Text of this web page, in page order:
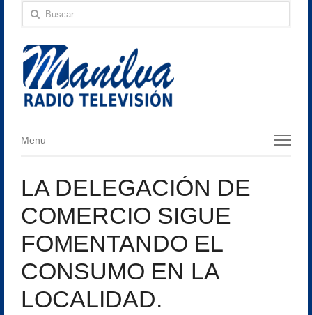
Buscar:
Menu
Menu
LA DELEGACIÓN DE
COMERCIO SIGUE
FOMENTANDO EL
CONSUMO EN LA
LOCALIDAD.